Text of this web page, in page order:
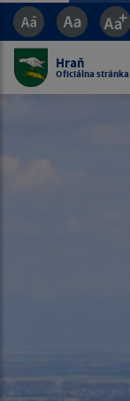
Hraň
Oficiálna stránka